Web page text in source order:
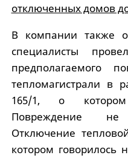
отключенных домов
В компании также
специалисты
предполагаемого
тепломагистрали в
165/1, о
Повреждение
Отключение
котором говорилось